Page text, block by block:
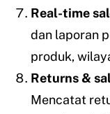
Real-time
dan laporan
produk,
Returns &
Mencatat